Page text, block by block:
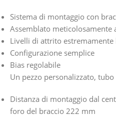
Sistema di montaggio con
Assemblato meticolosamente
Livelli di attrito estremamente
Configurazione semplice
Bias regolabile
Un pezzo personalizzato,
Distanza di montaggio dal
foro del braccio 222 mm